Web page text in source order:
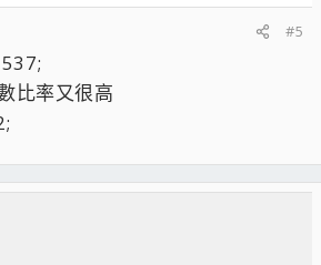
#5
比率又很高